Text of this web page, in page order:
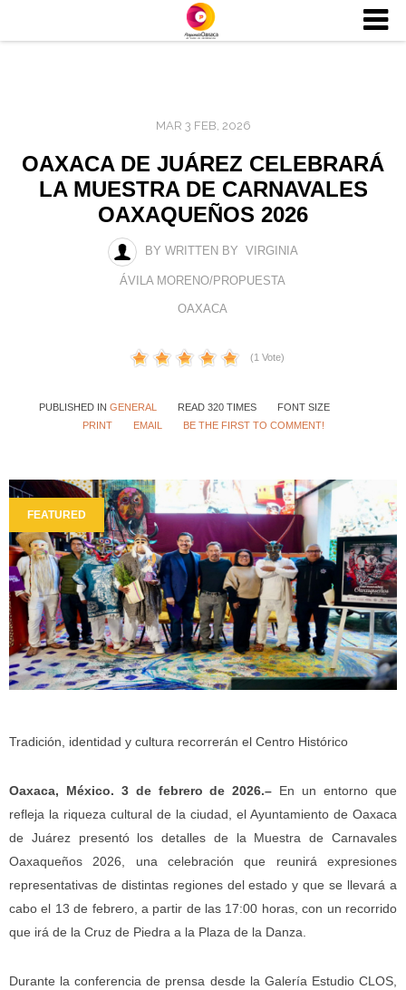
MAR 3 FEB, 2026
OAXACA DE JUÁREZ CELEBRARÁ
LA MUESTRA DE CARNAVALES
OAXAQUEÑOS 2026
BY WRITTEN BY VIRGINIA
ÁVILA MORENO/PROPUESTA
OAXACA
(1 Vote)
PUBLISHED IN GENERAL READ 320 TIMES
FONT SIZE
PRINT
EMAIL BE THE FIRST TO COMMENT!
FEATURED
Tradición, identidad y cultura recorrerán el Centro Histórico
Oaxaca, México. 3 de febrero de 2026.– En un entorno que
refleja la riqueza cultural de la ciudad, el Ayuntamiento de Oaxaca
de Juárez presentó los detalles de la Muestra de Carnavales
Oaxaqueños 2026, una celebración que reunirá expresiones
representativas de distintas regiones del estado y que se llevará a
cabo el 13 de febrero, a partir de las 17:00 horas, con un recorrido
que irá de la Cruz de Piedra a la Plaza de la Danza.
Durante la conferencia de prensa desde la Galería Estudio CLOS,